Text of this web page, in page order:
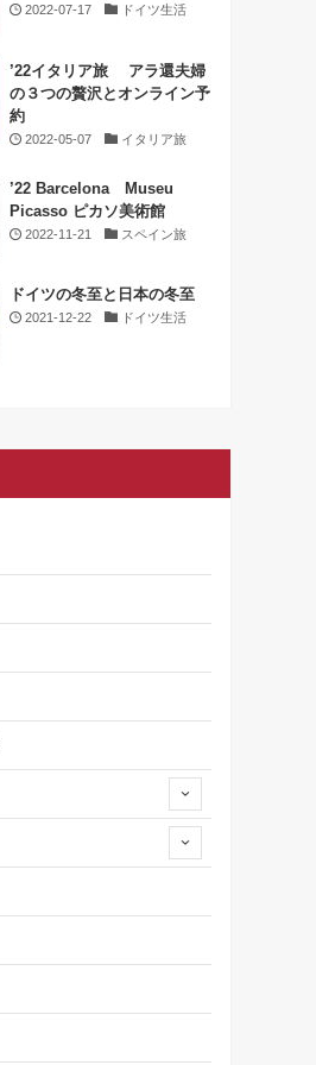
2022-07-17 ドイツ生活
’22イタリア旅 アラ還夫婦
の３つの贅沢とオンライン予
約
2022-05-07 イタリア旅
’22 Barcelona Museu
Picasso ピカソ美術館
2022-11-21 スペイン旅
ドイツの冬至と日本の冬至
2021-12-22 ドイツ生活